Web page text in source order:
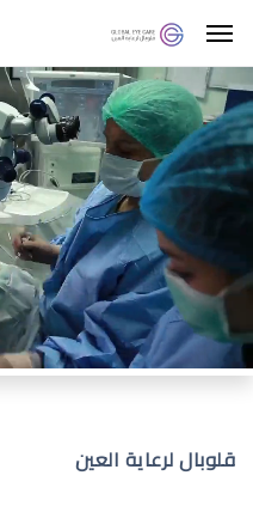
قلوبال لرعاية العين